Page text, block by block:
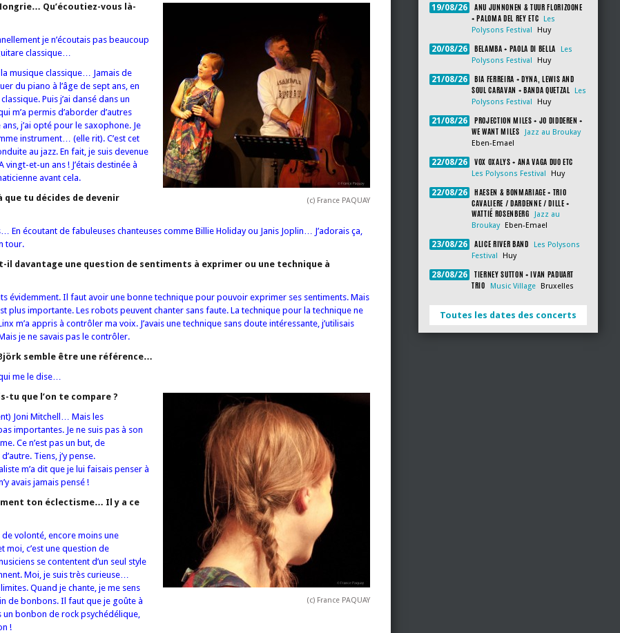
(c) France PAQUAY
Qu’écoutiez-vous là-
je n’écoutais pas beaucoup
classique…
la musique classique… Jamais de
du piano à l’âge de sept ans, en
Puis j’ai dansé dans un
m’a permis d’aborder d’autres
j’ai opté pour le saxophone. Je
instrument… (elle rit). C’est cet
au jazz. En fait, je suis devenue
et-un ans ! J’étais destinée à
avant cela.
que tu décides de devenir
En écoutant de fabuleuses chanteuses comme Billie Holiday ou Janis Joplin… J’adorais ça,
tour.
il davantage une question de sentiments à exprimer ou une technique à
évidemment. Il faut avoir une bonne technique pour pouvoir exprimer ses sentiments. Mais
plus importante. Les robots peuvent chanter sans faute. La technique pour la technique ne
m’a appris à contrôler ma voix. J’avais une technique sans doute intéressante, j’utilisais
je ne savais pas le contrôler.
semble être une référence…
me le dise…
(c) France PAQUAY
tu que l’on te compare ?
Joni Mitchell… Mais les
importantes. Je ne suis pas à son
Ce n’est pas un but, de
Tiens, j’y pense.
m’a dit que je lui faisais penser à
avais jamais pensé !
ton éclectisme… Il y a ce
de volonté, encore moins une
moi, c’est une question de
se contentent d’un seul style
Moi, je suis très curieuse…
Quand je chante, je me sens
de bonbons. Il faut que je goûte à
bonbon de rock psychédélique,
!
19/08/26
ANU JUNNONEN & TUUR FLORIZOONE
+ PALOMA DEL REY ETC
Les
Polysons Festival
Huy
20/08/26 BELAMBA + PAOLA DI BELLA
Les
Polysons Festival
Huy
21/08/26
BIA FERREIRA + DYNA, LEWIS AND
SOUL CARAVAN + BANDA QUETZAL
Les
Polysons Festival
Huy
21/08/26
PROJECTION MILES + JO DIDDEREN +
WE WANT MILES
Jazz au Broukay
Eben-Emael
22/08/26 VOX OXALYS + ANA VAGA DUO ETC
Les Polysons Festival Huy
22/08/26
HAESEN & BONMARIAGE + TRIO
CAVALIERE / DARDENNE / DILLE +
WATTIÉ ROSENBERG
Jazz au
Broukay
Eben-Emael
23/08/26 ALICE RIVER BAND
Les Polysons
Festival
Huy
28/08/26
TIERNEY SUTTON + IVAN PADUART
TRIO
Music Village Bruxelles
Toutes les dates des concerts